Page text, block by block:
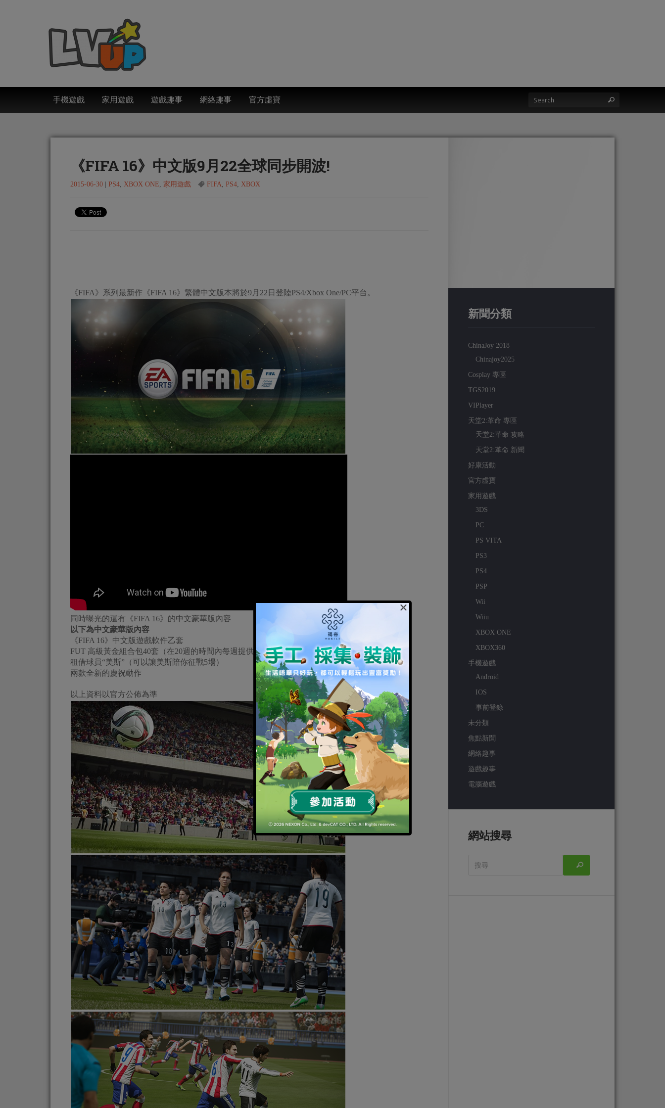
手機遊戲 家用遊戲 遊戲趣事 網絡趣事 官方虛寶
《FIFA 16》中文版9月22全球同步開波!
2015-06-30 PS4, XBOX ONE, 家用遊戲 FIFA, PS4, XBOX
《FIFA》系列最新作《FIFA 16》繁體中文版本將於9月22日登陸PS4/Xbox One/PC平台。
同時曝光的還有《FIFA 16》的中文豪華版內容
以下為中文豪華版內容
《FIFA 16》中文版遊戲軟件乙套
FUT 高級黃金組合包40套（在20週的時間內每週提供2套）
租借球員“美斯”（可以讓美斯陪你征戰5場）
兩款全新的慶祝動作
以上資料以官方公佈為準
新聞分類
ChinaJoy 2018
Chinajoy2025
Cosplay 專區
TGS2019
VIPlayer
天堂2:革命 專區
天堂2:革命 攻略
天堂2:革命 新聞
好康活動
官方虛寶
家用遊戲
3DS
PC
PS VITA
PS3
PS4
PSP
Wii
Wiiu
XBOX ONE
XBOX360
手機遊戲
Android
IOS
事前登錄
未分類
焦點新聞
網絡趣事
遊戲趣事
電腦遊戲
網站搜尋
×